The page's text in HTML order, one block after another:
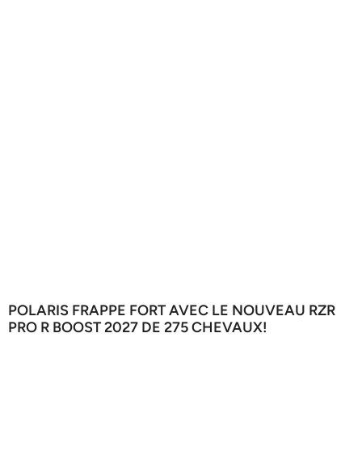
POLARIS FRAPPE FORT AVEC LE NOUVEAU RZR
PRO R BOOST 2027 DE 275 CHEVAUX!